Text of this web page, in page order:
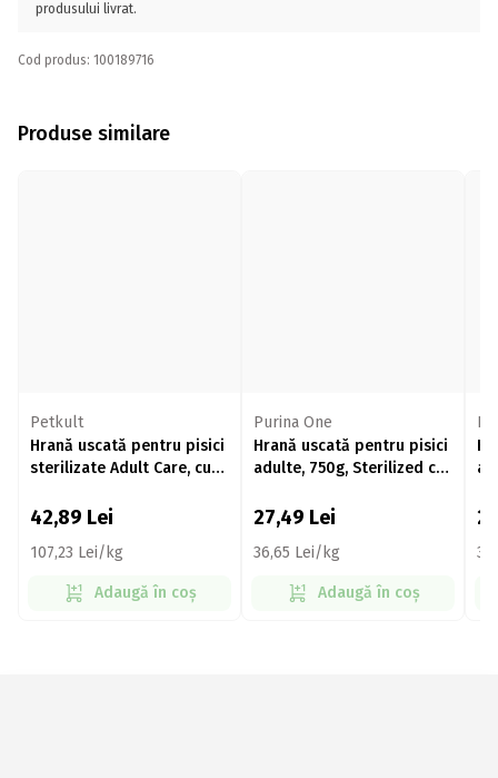
produsului livrat.
Cod produs: 100189716
Produse similare
Petkult
Hrană uscată pentru pisici
sterilizate Adult Care, cu
400g
42,89 Lei
107,23 Lei/kg
Adaugă în coș
Purina One
Hrană uscată pentru pisici
adulte, 750g, Sterilized cu
27,49 Lei
36,65 Lei/kg
Adaugă în coș